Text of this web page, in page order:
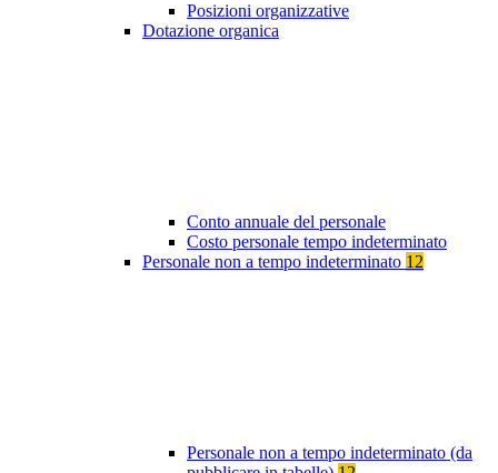
Posizioni organizzative
Dotazione organica
Conto annuale del personale
Costo personale tempo indeterminato
Personale non a tempo indeterminato 12
Personale non a tempo indeterminato (da